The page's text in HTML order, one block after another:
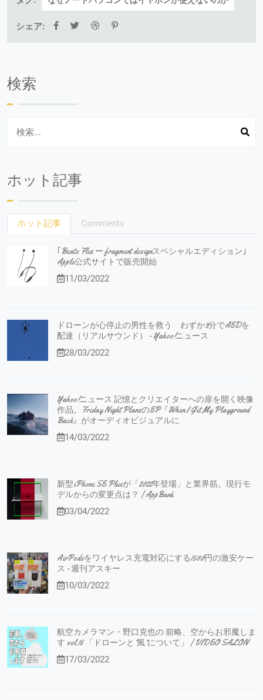
シェア:
検索
ホット記事
ホット記事 Comments
｢Beats Flex ー fragment designスペシャルエディション｣
Apple公式サイトで販売開始
11/03/2022
ドローンが心停止の男性を救う わずか3分でAEDを
配達（リアルサウンド） - Yahoo!ニュース
28/03/2022
Yahoo!ニュース 記憶とクリエイターへの扉を開く映像
作品。Friday Night PlansのEP『When I Get My Playground
Back』がオーディオビジュアルに
14/03/2022
新型iPhone SE Plusが「2022年登場」と業界筋。現行モ
デルからの変更点は？ | AppBank
03/04/2022
AirPodsをワイヤレス充電対応にする1500円の激安ケー
ス - 週刊アスキー
10/03/2022
航空カメラマン・野口克也の 前略、空からお邪魔しま
す vol.16 「ドローンと”風”について」 | VIDEO SALON
17/03/2022